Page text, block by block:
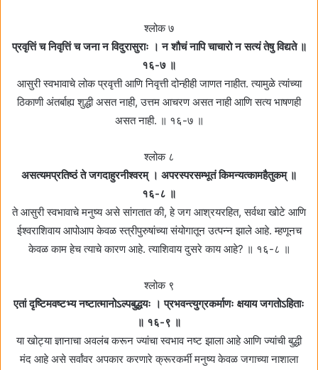
श्लोक ७
प्रवृत्तिं च निवृत्तिं च जना न विदुरासुराः । न शौचं नापि चाचारो न सत्यं तेषु विद्यते ॥
१६-७ ॥
आसुरी स्वभावाचे लोक प्रवृत्ती आणि निवृत्ती दोन्हीही जाणत नाहीत. त्यामुळे त्यांच्या
ठिकाणी अंतर्बाह्य शुद्धी असत नाही, उत्तम आचरण असत नाही आणि सत्य भाषणही
असत नाही. ॥ १६-७ ॥
श्लोक ८
असत्यमप्रतिष्ठं ते जगदाहुरनीश्वरम्‌ । अपरस्परसम्भूतं किमन्यत्कामहैतुकम्‌ ॥
१६-८ ॥
ते आसुरी स्वभावाचे मनुष्य असे सांगतात की, हे जग आश्रयरहित, सर्वथा खोटे आणि
ईश्वराशिवाय आपोआप केवळ स्त्रीपुरुषांच्या संयोगातून उत्पन्न झाले आहे. म्हणूनच
केवळ काम हेच त्याचे कारण आहे. त्याशिवाय दुसरे काय आहे? ॥ १६-८ ॥
श्लोक ९
एतां दृष्टिमवष्टभ्य नष्टात्मानोऽल्पबुद्धयः । प्रभवन्त्युग्रकर्माणः क्षयाय जगतोऽहिताः
॥ १६-९ ॥
या खोट्या ज्ञानाचा अवलंब करून ज्यांचा स्वभाव नष्ट झाला आहे आणि ज्यांची बुद्धी
मंद आहे असे सर्वांवर अपकार करणारे क्रूरकर्मी मनुष्य केवळ जगाच्या नाशाला